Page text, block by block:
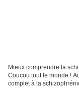
Mieux comprendre la
Coucou tout le monde !
complet à la